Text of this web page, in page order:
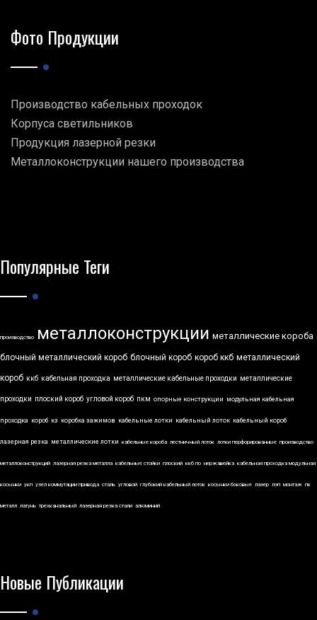
Фото Продукции
Производство кабельных проходок
Корпуса светильников
Продукция лазерной резки
Металлоконструкции нашего производства
Популярные Теги
производство металлоконструкции металлические короба
блочный металлический короб блочный короб короб ккб металлический
короб ккб кабельная проходка металлические кабельные проходки металлические
проходки плоский короб угловой короб пкм опорные конструкции модульная кабельная
проходка короб кз коробка зажимов кабельные лотки кабельный лоток кабельный короб
лазерная резка металлические лотки кабельные короба лестничный лоток лотки перфорированные производство
металлоконструкций лазерная резка металла кабельные стойки плоский ккб по нержавейка кабельная проходка модульная
косынки укп узел коммутации привода сталь угловой глубокий кабельный лоток косынки боковые лазер лэп монтаж пк
металл латунь трехканальный лазерная резка стали алюминий
Новые Публикации